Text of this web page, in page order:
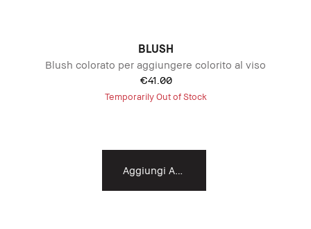
BLUSH
Blush colorato per aggiungere colorito al viso
€41.00
Temporarily Out of Stock